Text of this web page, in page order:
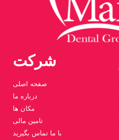
شرکت
صفحه اصلی
درباره ما
مکان ها
تامین مالی
با ما تماس بگیرید